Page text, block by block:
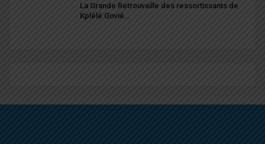
La Grande Retrouvaille des ressortissants de
Kplélé Govié…